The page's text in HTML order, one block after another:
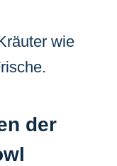
wie
der